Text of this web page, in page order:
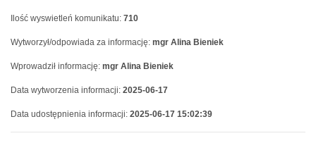
Ilość wyswietleń komunikatu: 710
Wytworzył/odpowiada za informację: mgr Alina Bieniek
Wprowadził informację: mgr Alina Bieniek
Data wytworzenia informacji: 2025-06-17
Data udostępnienia informacji: 2025-06-17 15:02:39